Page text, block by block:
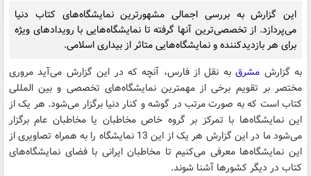
این گزارش به بررسی اجمالی مشهورترین نمایشگاه‌های کتاب دنیا
می‌پردازد. از تخصصی‌ترین آنها گرفته تا نمایشگاه‌هایی با رویدادهای ویژه
برای هر بازدیدکننده و نمایشگاه‌هایی متاثر از بیداری اسلامی.
به گزارش مشرقبه نقل از فارس، آنچه که در این گزارش می‌آید مروری
مختصر بر تقویم برخی از مهمترین نمایشگاه‌های تخصصی و بین المللی
کتاب است که به صورت مرتب در گوشه و کنار دنیا برگزار می‌شود. هر یک از
این نمایشگاه‌ها با تمرکز بر گروه خاص مخاطبان یا مخاطبان عام برگزار
می‌شود ما در این گزارش هر یک از این 13 نمایشگاه را به همراه تصاویری از
این نمایشگاه‌ها معرفی می‌کنیم تا مخاطبان ایرانی با فضای نمایشگاه‌های
کتاب در دیگر کشورها آشنا شوند.